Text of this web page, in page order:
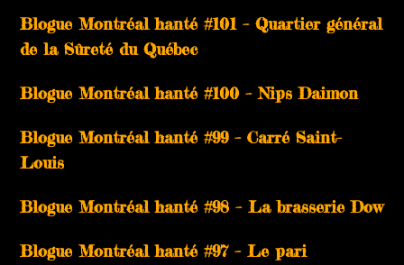
Blogue Montréal hanté #101 – Quartier général
de la Sûreté du Québec
Blogue Montréal hanté #100 – Nips Daimon
Blogue Montréal hanté #99 – Carré Saint-
Louis
Blogue Montréal hanté #98 – La brasserie Dow
Blogue Montréal hanté #97 – Le pari